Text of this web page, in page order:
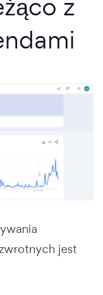
jest